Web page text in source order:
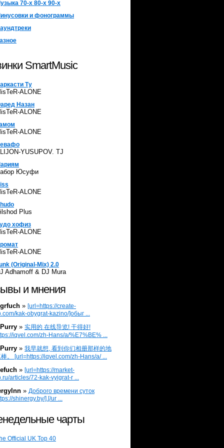
70-х 80-х 90-х
и фонограммы
SmartMusic
Ту
ALONE
Назан
ALONE
ALONE
YUSUPOV. TJ
Юсуфи
ALONE
Plus
хофиз
ALONE
ALONE
(Original-Mix) 2.0
Adhamoff & DJ Mura
и мнения
» [url=https://create-
kak-obygrat-kazino/]обыг ...
» 实用的 在线导览! 干得好!
iqvel.com/zh-Hans/a/%E7%BE% ...
» 我早就想, 看到你们相册那样的地
。 [url=https://iqvel.com/zh-Hans/a/ ...
» [url=https://market-
articles/72-kak-vyigrat-r ...
» Доброго времени суток
shinergy.by/].[/ur ...
чарты
Official UK Top 40